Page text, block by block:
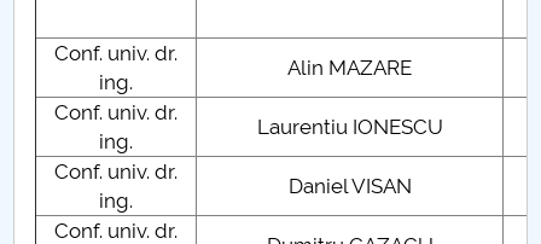
STUDENTI CUP
Ghiduri pentru STUDENȚI
Relations publiques
Conf. univ. dr.
ing.
Alin MAZARE
Conf. univ. dr.
ing.
Laurentiu IONESCU
Conf. univ. dr.
ing.
Daniel VISAN
Conf. univ. dr.